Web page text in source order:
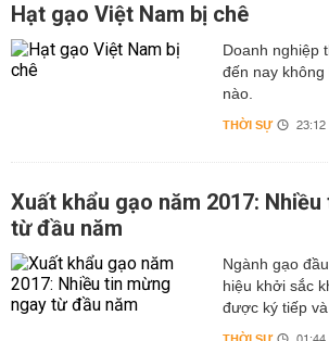
Hạt gạo Việt Nam bị chê
Doanh nghiệp
đến nay
nào.
THỜI SỰ
Xuất khẩu gạo năm 2017:
từ đầu năm
Ngành gạo
hiệu khởi sắc
được ký tiếp và